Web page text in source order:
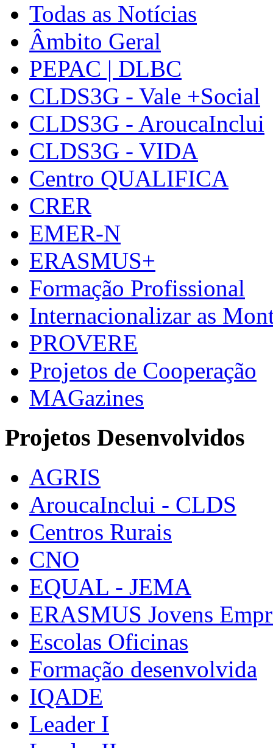
Todas as Notícias
Âmbito Geral
PEPAC | DLBC
CLDS3G - Vale +Social
CLDS3G - AroucaInclui
CLDS3G - VIDA
Centro QUALIFICA
CRER
EMER-N
ERASMUS+
Formação Profissional
Internacionalizar as
PROVERE
Projetos de Cooperação
MAGazines
Projetos Desenvolvidos
AGRIS
AroucaInclui - CLDS
Centros Rurais
CNO
EQUAL - JEMA
ERASMUS Jovens
Escolas Oficinas
Formação desenvolvida
IQADE
Leader I